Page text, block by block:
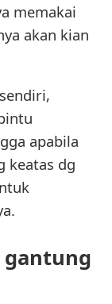
memakai
akan kian
apabila
keatas dg
gantung